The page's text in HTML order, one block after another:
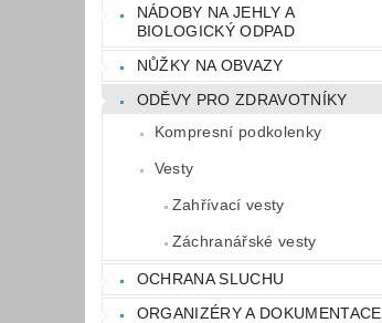
NÁDOBY NA JEHLY A
BIOLOGICKÝ ODPAD
NŮŽKY NA OBVAZY
ODĚVY PRO ZDRAVOTNÍKY
Kompresní podkolenky
Vesty
Zahřívací vesty
Záchranářské vesty
OCHRANA SLUCHU
ORGANIZÉRY A DOKUMENTACE